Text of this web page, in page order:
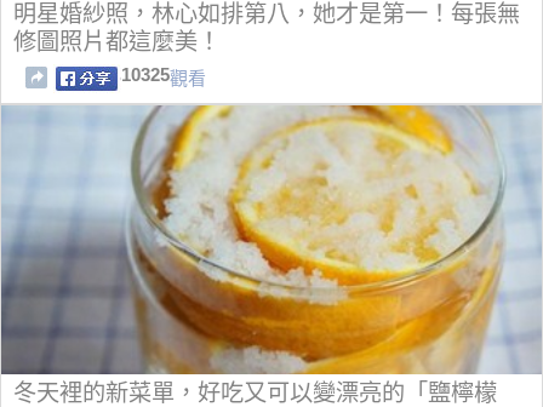
明星婚紗照，林心如排第八，她才是第一！每張無
修圖照片都這麼美！
10325觀看
冬天裡的新菜單，好吃又可以變漂亮的「鹽檸檬